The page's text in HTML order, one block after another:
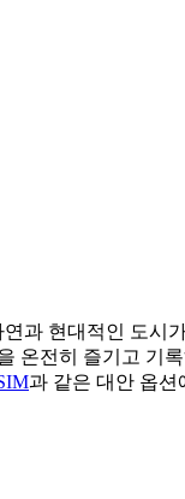
과 현대적인 도
온전히 즐기고 기
과 같은 대안 옵션